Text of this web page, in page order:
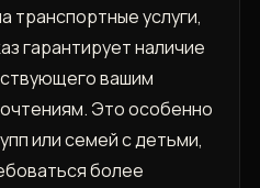
услуги‚
гарантирует наличие
вашим
Это особенно
или семей с детьми‚
более